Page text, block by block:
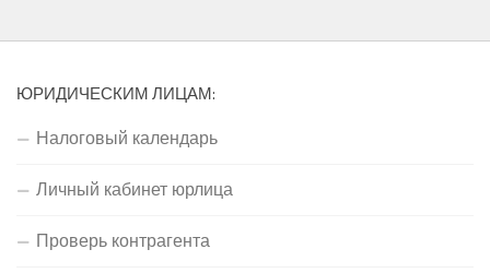
ЮРИДИЧЕСКИМ ЛИЦАМ:
Налоговый календарь
Личный кабинет юрлица
Проверь контрагента